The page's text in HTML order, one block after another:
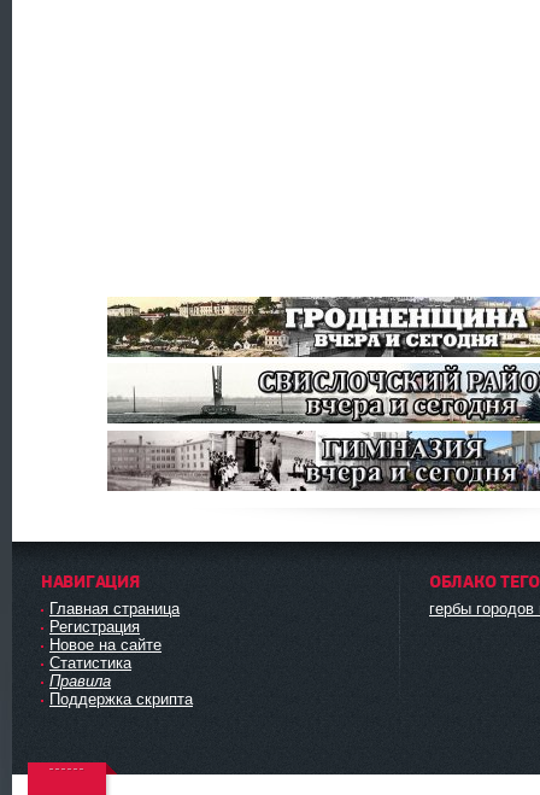
НАВИГАЦИЯ
Главная страница
Регистрация
Новое на сайте
Статистика
Правила
Поддержка скрипта
ОБЛАКО
гербы городов